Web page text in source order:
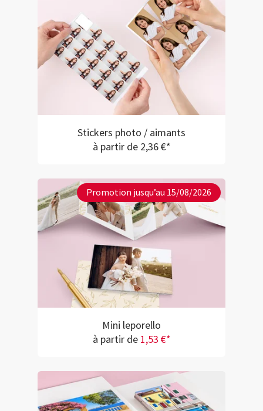
Stickers photo / aimants
à partir de 2,36 €*
Promotion jusqu’au 15/08/2026
Mini leporello
à partir de 1,53 €*